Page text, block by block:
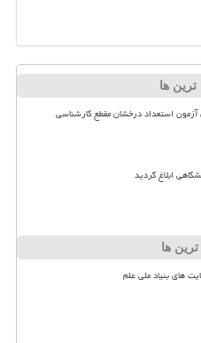
ترین ها
استعداد درخشان مقطع کارشناسی
ابلاغ گردید
ها
های بنیاد ملی علم